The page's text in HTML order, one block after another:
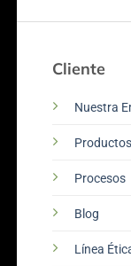
Cliente
Nuestra
Productos
Procesos
Blog
Línea